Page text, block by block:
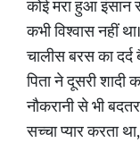
कोई मरा हुआ इंसान
कभी विश्वास नहीं
चालीस बरस का
पिता ने दूसरी
नौकरानी से भी
सच्चा प्यार करता